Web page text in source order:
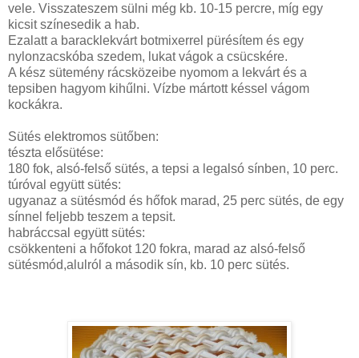
vele. Visszateszem sülni még kb. 10-15 percre, míg egy
kicsit színesedik a hab.
Ezalatt a baracklekvárt botmixerrel pürésítem és egy
nylonzacskóba szedem, lukat vágok a csücskére.
A kész sütemény rácsközeibe nyomom a lekvárt és a
tepsiben hagyom kihűlni. Vízbe mártott késsel vágom
kockákra.
Sütés elektromos sütőben:
tészta elősütése:
180 fok, alsó-felső sütés, a tepsi a legalsó sínben, 10 perc.
túróval együtt sütés:
ugyanaz a sütésmód és hőfok marad, 25 perc sütés, de egy
sínnel feljebb teszem a tepsit.
habráccsal együtt sütés:
csökkenteni a hőfokot 120 fokra, marad az alsó-felső
sütésmód,alulról a második sín, kb. 10 perc sütés.